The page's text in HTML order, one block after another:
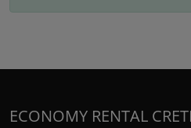
ECONOMY RENTAL